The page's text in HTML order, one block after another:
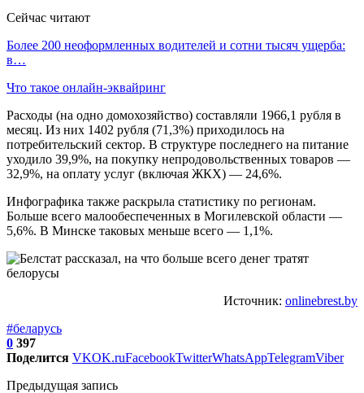
Сейчас читают
Более 200 неоформленных водителей и сотни тысяч ущерба:
в…
Что такое онлайн-эквайринг
Расходы (на одно домохозяйство) составляли 1966,1 рубля в
месяц. Из них 1402 рубля (71,3%) приходилось на
потребительский сектор. В структуре последнего на питание
уходило 39,9%, на покупку непродовольственных товаров —
32,9%, на оплату услуг (включая ЖКХ) — 24,6%.
Инфографика также раскрыла статистику по регионам.
Больше всего малообеспеченных в Могилевской области —
5,6%. В Минске таковых меньше всего — 1,1%.
Источник: onlinebrest.by
#беларусь
0 397
Поделится VKOK.ruFacebookTwitterWhatsAppTelegramViber
Предыдущая запись